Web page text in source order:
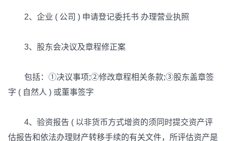
2、企业 ( 公司 ) 申请登记委托书 办理营业执照
3、股东会决议及章程修正案
包括：①决议事项;②修改章程相关条款;③股东盖章签
字 ( 自然人 ) 或董事签字
4、验资报告 ( 以非货币方式增资的须同时提交资产评
估报告和依法办理财产转移手续的有关文件，所评估资产是